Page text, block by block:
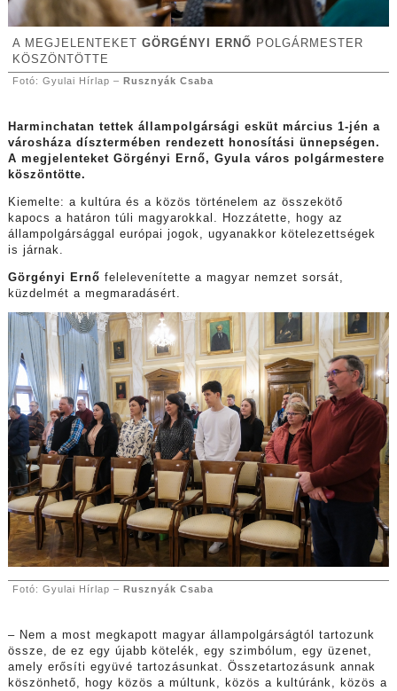
A MEGJELENTEKET GÖRGÉNYI ERNŐ POLGÁRMESTER
KÖSZÖNTÖTTE
Fotó: Gyulai Hírlap – Rusznyák Csaba
Harminchatan tettek állampolgársági esküt március 1-jén a
városháza dísztermében rendezett honosítási ünnepségen.
A megjelenteket Görgényi Ernő, Gyula város polgármestere
köszöntötte.
Kiemelte: a kultúra és a közös történelem az összekötő
kapocs a határon túli magyarokkal. Hozzátette, hogy az
állampolgársággal európai jogok, ugyanakkor kötelezettségek
is járnak.
Görgényi Ernő felelevenítette a magyar nemzet sorsát,
küzdelmét a megmaradásért.
Fotó: Gyulai Hírlap – Rusznyák Csaba
– Nem a most megkapott magyar állampolgárságtól tartozunk
össze, de ez egy újabb kötelék, egy szimbólum, egy üzenet,
amely erősíti együvé tartozásunkat. Összetartozásunk annak
köszönhető, hogy közös a múltunk, közös a kultúránk, közös a